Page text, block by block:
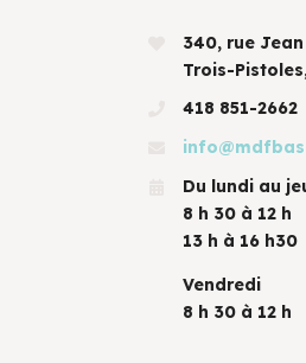
340, rue
Trois-
418 851-2662
Du lundi au
8 h 30 à 12 h
13 h à 16 h30
Vendredi
8 h 30 à 12 h